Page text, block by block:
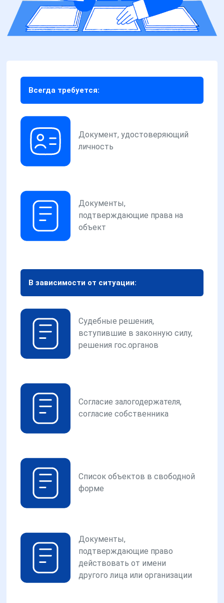
Всегда требуется:
Документ, удостоверяющий
личность
Документы,
подтверждающие права на
объект
В зависимости от ситуации:
Судебные решения,
вступившие в законную силу,
решения гос.органов
Согласие залогодержателя,
согласие собственника
Список объектов в свободной
форме
Документы,
подтверждающие право
действовать от имени
другого лица или организации